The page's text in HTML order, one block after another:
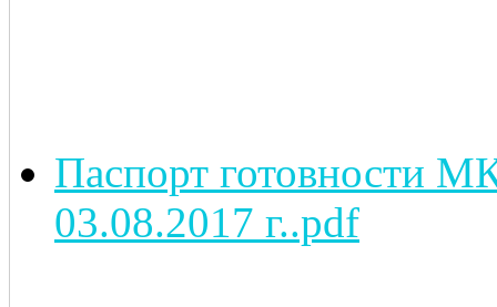
Паспорт готовности
03.08.2017 г..pdf